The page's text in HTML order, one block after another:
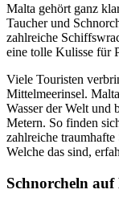
Malta gehört ganz
Taucher und
zahlreiche
eine tolle Kulisse für
Viele Touristen
Mittelmeerinsel.
Wasser der Welt und
Metern. So finden
zahlreiche
Welche das sind,
Schnorcheln